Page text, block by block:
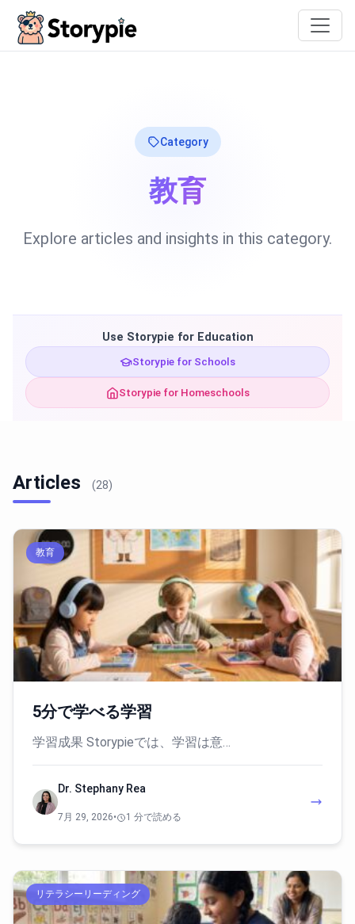
Category
教育
Explore articles and insights in this category.
Use Storypie for Education
Storypie for Schools
Storypie for Homeschools
Articles (28)
教育
5分で学べる学習
学習成果 Storypieでは、学習は意…
Dr. Stephany Rea
7月 29, 2026• 1 分で読める
リテラシーリーディング